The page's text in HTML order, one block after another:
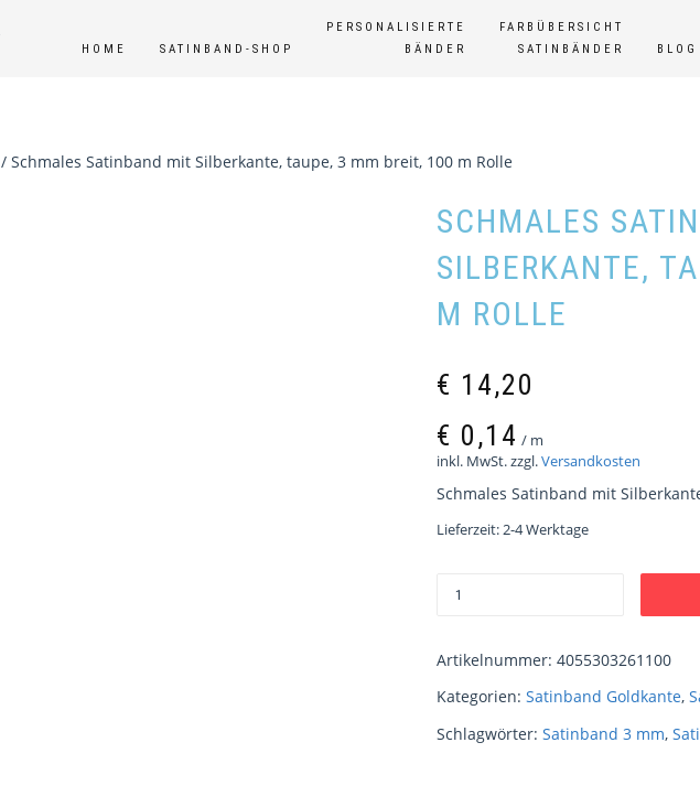
HOME SATINBAND-SHOP
PERSONALISIERTE
BÄNDER
FARBÜBERSICHT
SATINBÄNDER
BLOG
/ Schmales Satinband mit Silberkante, taupe, 3 mm breit, 100 m Rolle
SCHMALES
SILBERKANTE,
M ROLLE
€ 14,20
€ 0,14 / m
inkl. MwSt.zzgl.Versandkosten
Schmales Satinband mit
Lieferzeit:2-4 Werktage
Artikelnummer: 4055303261100
Kategorien: Satinband Goldkante,
Schlagwörter: Satinband 3 mm,